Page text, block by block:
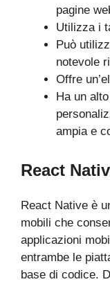
pagine
Utilizza i
Può
notevole
Offre
Ha un
ampia e
React
React Native è
mobili che
applicazioni
entrambe le
base di codice.